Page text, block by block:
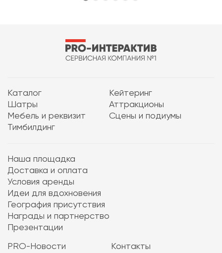
Каталог
Кейтеринг
Шатры
Аттракционы
Мебель и реквизит
Сцены и подиумы
Тимбилдинг
Наша площадка
Доставка и оплата
Условия аренды
Идеи для вдохновения
География присутствия
Награды и партнерство
Презентации
PRO-Новости
Контакты